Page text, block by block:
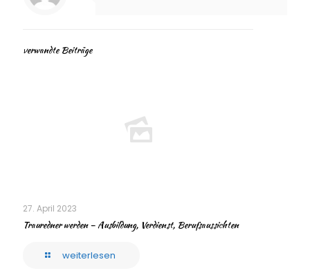
verwandte Beiträge
27. April 2023
Trauredner werden – Ausbildung, Verdienst, Berufsaussichten
weiterlesen